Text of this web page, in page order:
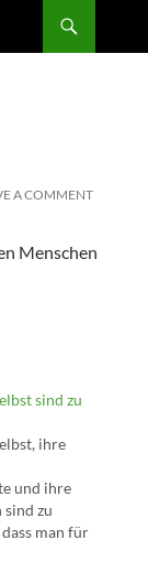
A COMMENT
Menschen
sind zu
ihre
und ihre
sind zu
man für
für